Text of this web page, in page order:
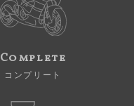
Complete
コンプリート